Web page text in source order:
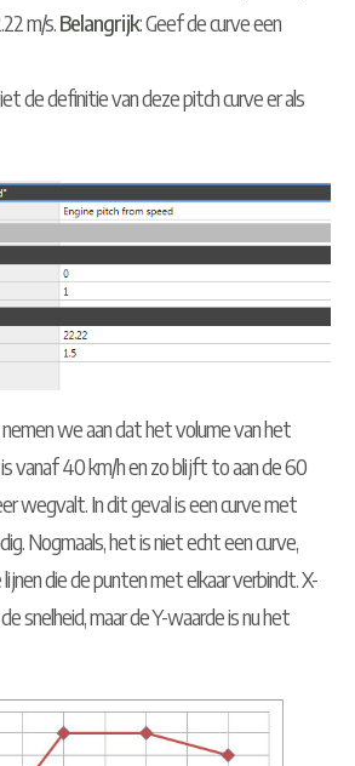
m/s.Belangrijk: Geef de curve een
de definitie van deze pitch curve er als
nemen we aan dat het volume van het
vanaf 40 km/h en zo blijft to aan de 60
wegvalt. In dit geval is een curve met
Nogmaals, het is niet echt een curve,
die de punten met elkaar verbindt. X-
snelheid, maar de Y-waarde is nu het